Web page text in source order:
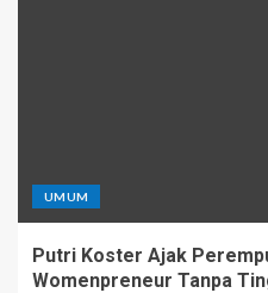
UMUM
Putri Koster Ajak
Womenpreneur Tanpa